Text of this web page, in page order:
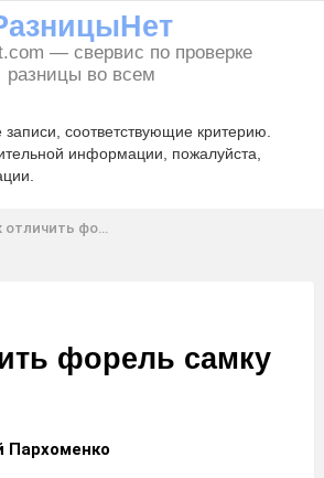
— свервис по проверке
разницы во всем
соответствующие критерию.
информации, пожалуйста,
форель самку от самца?
форель самку
Пархоменко